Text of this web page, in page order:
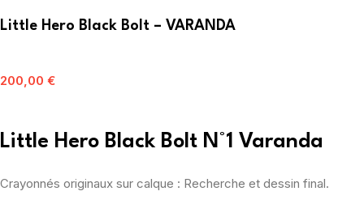
Little Hero Black Bolt – VARANDA
200,00 €
Little Hero Black Bolt N°1 Varanda
Crayonnés originaux sur calque : Recherche et dessin final.